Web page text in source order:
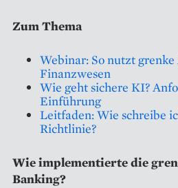
Zum Thema
Webinar: So nutzt
Finanzwesen
Wie geht sichere KI?
Einführung
Leitfaden: Wie schreibe
Richtlinie?
Wie implementierte die
Banking?